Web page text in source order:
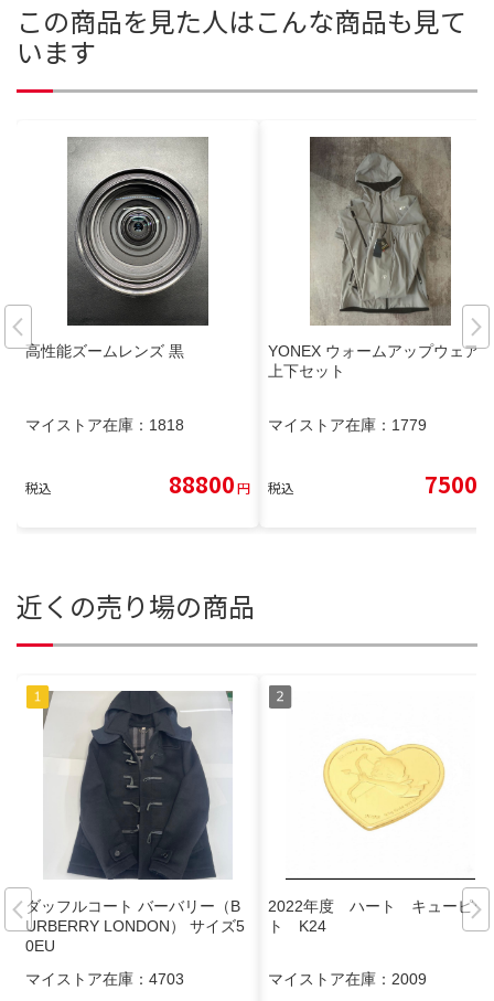
この商品を見た人はこんな商品も見て
います
高性能ズームレンズ 黒
マイストア在庫： 1818
税込 88800円
YONEX ウォームアップウェア
上下セット
マイストア在庫： 1779
税込 7500
近くの売り場の商品
ダッフルコート バーバリー（B
URBERRY LONDON） サイズ5
0EU
マイストア在庫： 4703
2022年度 ハート キューピッ
ト K24
マイストア在庫： 2009